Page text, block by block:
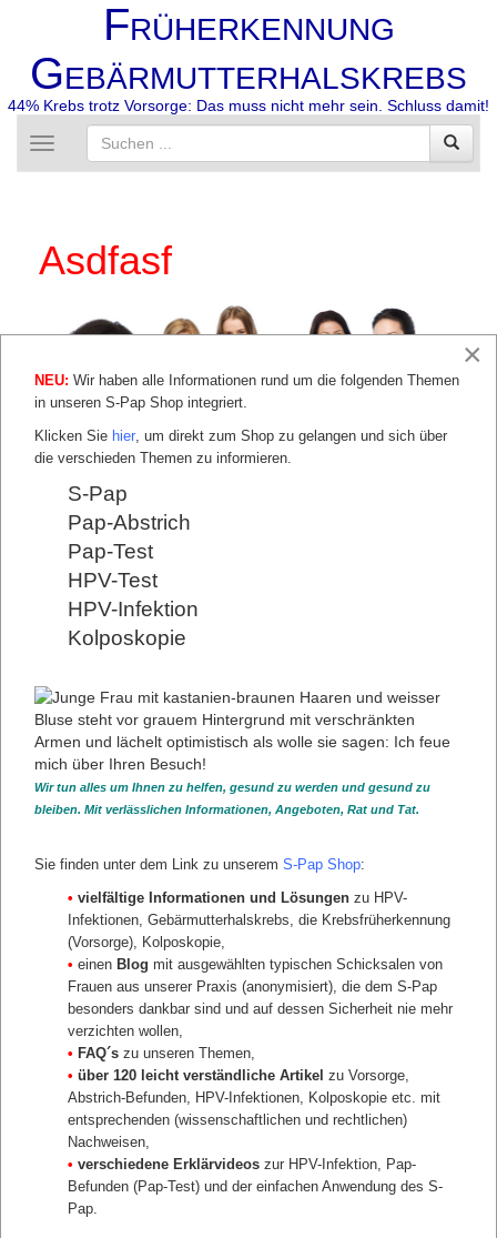
FRÜHERKENNUNG
GEBÄRMUTTERHALSKREBS
44% Krebs trotz Vorsorge: Das muss nicht mehr sein. Schluss damit!
Toggle
navigation
Asdfasf
sfasdfsf
"Desfasdf"
asfsa
asfs
sfasdf
DOWNLOADS
Kurzpräsentation für die Krankenkasse
Unser Flyer zum S-Pap
zurück
×
NEU: Wir haben alle Informationen rund um die folgenden Themen
in unseren S-Pap Shop integriert.
Klicken Sie hier, um direkt zum Shop zu gelangen und sich über
die verschieden Themen zu informieren.
S-Pap
Pap-Abstrich
Pap-Test
HPV-Test
HPV-Infektion
Kolposkopie
Wir tun alles um Ihnen zu helfen, gesund zu werden und gesund zu
bleiben. Mit verlässlichen Informationen, Angeboten, Rat und Tat.
Sie finden unter dem Link zu unserem S-Pap Shop:
• vielfältige Informationen und Lösungen zu HPV-
Infektionen, Gebärmutterhalskrebs, die Krebsfrüherkennung
(Vorsorge), Kolposkopie,
• einen Blog mit ausgewählten typischen Schicksalen von
Frauen aus unserer Praxis (anonymisiert), die dem S-Pap
besonders dankbar sind und auf dessen Sicherheit nie mehr
verzichten wollen,
• FAQ´s zu unseren Themen,
• über 120 leicht verständliche Artikel zu Vorsorge,
Abstrich-Befunden, HPV-Infektionen, Kolposkopie etc. mit
entsprechenden (wissenschaftlichen und rechtlichen)
Nachweisen,
• verschiedene Erklärvideos zur HPV-Infektion, Pap-
Befunden (Pap-Test) und der einfachen Anwendung des S-
Pap.